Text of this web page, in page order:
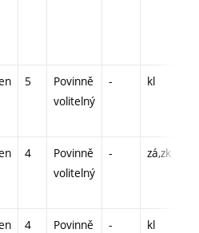
5
Povinně
volitelný
- kl
4
Povinně
volitelný
- zá,zk
4
Povinně
- kl